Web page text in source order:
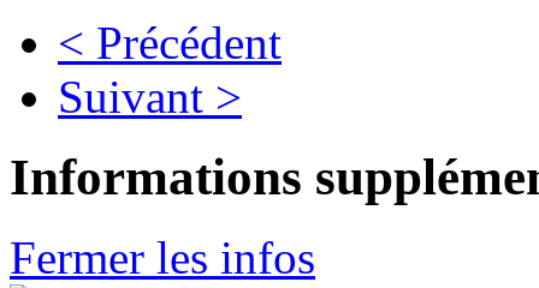
< Précédent
Suivant >
Informations
Fermer les infos